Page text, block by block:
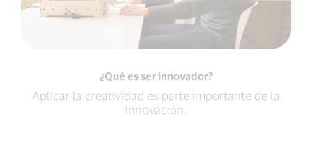
¿Qué es ser innovador?
Aplicar la creatividad es parte importante de la
innovación.